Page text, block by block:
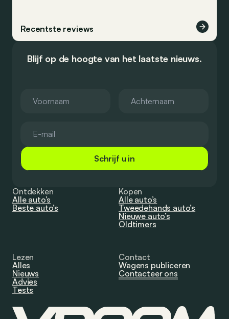
Recentste reviews
Blijf op de hoogte van het laatste nieuws.
Schrijf u in
Ontdekken
Alle auto’s
Beste auto’s
Kopen
Alle auto’s
Tweedehands auto’s
Nieuwe auto’s
Oldtimers
Lezen
Alles
Nieuws
Advies
Tests
Contact
Wagens publiceren
Contacteer ons